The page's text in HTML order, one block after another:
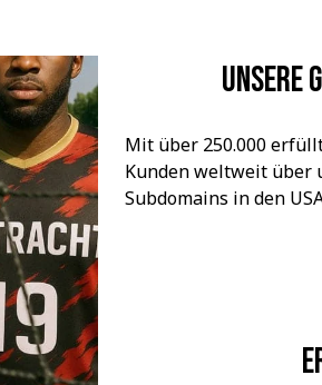
Unsere
Mit über 250.000
Kunden weltweit über
Subdomains in den